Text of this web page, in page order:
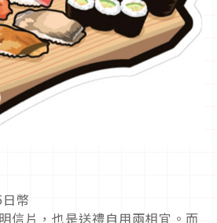
幣
信片，也是送禮自用兩相宜。而